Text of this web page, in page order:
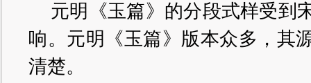
元明《玉篇》的分段式样受到
响。元明《玉篇》版本众多，其
清楚。